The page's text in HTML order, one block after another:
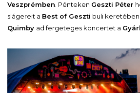
Veszprémben . Pénteken Geszti Péter
slágereit a Best of Geszti buli
Quimby ad fergeteges koncertet a